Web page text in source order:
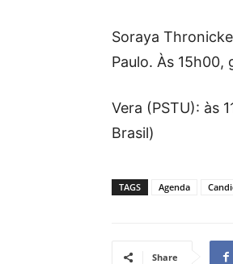
Soraya
Paulo. Às
Vera (PSTU): às
Brasil)
TAGS Agenda
Share